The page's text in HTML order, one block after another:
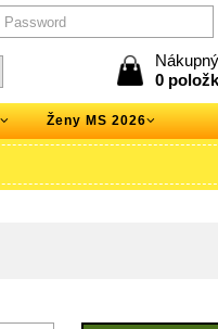
0
Ženy MS 2026